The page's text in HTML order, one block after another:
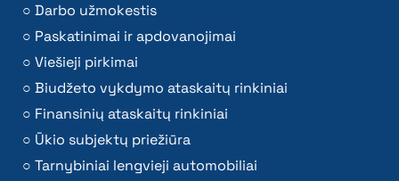
Darbo užmokestis
Paskatinimai ir apdovanojimai
Viešieji pirkimai
Biudžeto vykdymo ataskaitų rinkiniai
Finansinių ataskaitų rinkiniai
Ūkio subjektų priežiūra
Tarnybiniai lengvieji automobiliai